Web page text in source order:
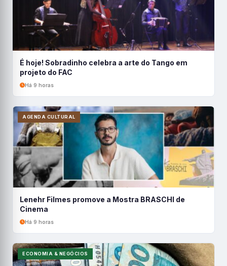
É hoje! Sobradinho celebra a arte do Tango em
projeto do FAC
Há 9 horas
AGENDA CULTURAL
Lenehr Filmes promove a Mostra BRASCHI de
Cinema
Há 9 horas
ECONOMIA & NEGÓCIOS